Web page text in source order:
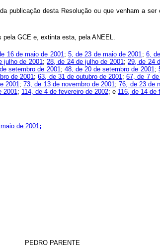
desta Resolução ou que venham a ser
GCE e, extinta esta, pela ANEEL.
16 de maio de 2001; 5, de 23 de maio de 2001; 6,
julho de 2001;28, de 24 de julho de 2001;29, de 24
setembro de 2001; 48, de 20 de setembro de 2001;
de 2001;63, de 31 de outubro de 2001;67, de 7
2001;73, de 13 de novembro de 2001;76, de 23 de
2001; 114, de 4 de fevereiro de 2002; e 116, de 14 de
de 2001 ;
PEDRO PARENTE